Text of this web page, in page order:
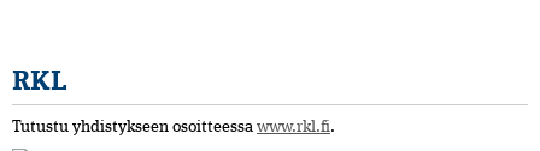
RKL
Tutustu yhdistykseen osoitteessa www.rkl.fi.